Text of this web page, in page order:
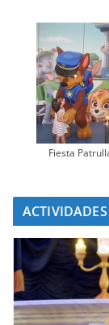
Fiesta